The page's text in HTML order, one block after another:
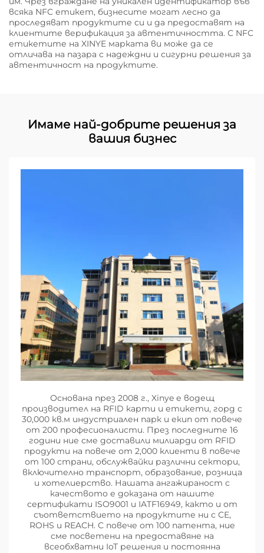
всяка NFC етикет, бизнесите могат лесно да
проследяват продуктите си и да предоставят на
клиентите верификация за автентичността. С NFC
етикетите на XINYE марката ви може да се
отличава на пазара с надеждни и сигурни решения за
автентичност на продуктите.
Имаме най-добрите решения за
вашия бизнес
Основана през 2008 г., Xinye е водещ
производител на RFID карти и етикети, горд с
30,000 кв.м индустриален парк и екип от повече
от 200 професионалисти. През последните 16
години ние сме доставили милиарди от RFID
продукти на повече от 2,000 клиенти в повече
от 100 страни, обслужвайки различни сектори,
включително транспорт, образование, розница
и хотелиерство. Нашата ангажираност с
качеството е доказана от нашите
сертификати ISO9001 и IATF16949, както и от
съответствието на продуктите ни с CE,
ROHS и REACH. С повече от 100 патента, ние
сме посветени на предоставяне на
всеобхватни IoT решения и постоянна